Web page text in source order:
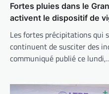
Fortes pluies dans le
activent le dispositif de
Les fortes précipitations qui
continuent de susciter des
communiqué publié ce